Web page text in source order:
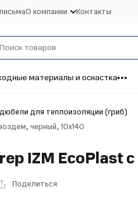
О компании Контакты
материалы и оснастка
для теплоизоляции (гриб)
черный, 10х140
IZM EcoPlast
Поделиться